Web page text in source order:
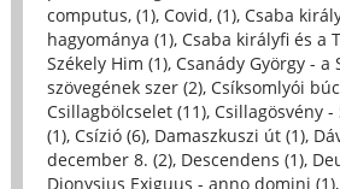
computus, (1), Covid, (1), Csaba
hagyománya (1), Csaba királyfi és a
Székely Him (1), Csanády György - a
szövegének szer (2), Csíksomlyói
Csillagbölcselet (11), Csillagösvény
(1), Csízió (6), Damaszkuszi út (1),
december 8. (2), Descendens (1),
Dionysius Exiguus - anno domini (1),